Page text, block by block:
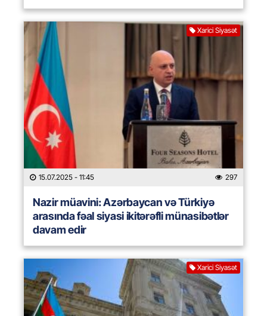
Xarici Siyasət
15.07.2025 - 11:45 297
Nazir müavini: Azərbaycan və Türkiyə
arasında fəal siyasi ikitərəfli münasibətlər
davam edir
Xarici Siyasət